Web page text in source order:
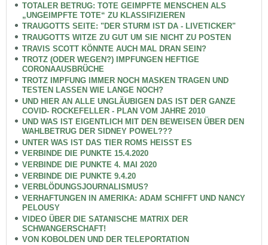
TOTALER BETRUG: TOTE GEIMPFTE MENSCHEN ALS
„UNGEIMPFTE TOTE“ ZU KLASSIFIZIEREN
TRAUGOTTS SEITE: "DER STURM IST DA - LIVETICKER"
TRAUGOTTS WITZE ZU GUT UM SIE NICHT ZU POSTEN
TRAVIS SCOTT KÖNNTE AUCH MAL DRAN SEIN?
TROTZ (ODER WEGEN?) IMPFUNGEN HEFTIGE
CORONAAUSBRÜCHE
TROTZ IMPFUNG IMMER NOCH MASKEN TRAGEN UND
TESTEN LASSEN WIE LANGE NOCH?
UND HIER AN ALLE UNGLÄUBIGEN DAS IST DER GANZE
COVID- ROCKEFELLER - PLAN VOM JAHRE 2010
UND WAS IST EIGENTLICH MIT DEN BEWEISEN ÜBER DEN
WAHLBETRUG DER SIDNEY POWEL???
UNTER WAS IST DAS TIER ROMS HEISST ES
VERBINDE DIE PUNKTE 15.4.2020
VERBINDE DIE PUNKTE 4. MAI 2020
VERBINDE DIE PUNKTE 9.4.20
VERBLÖDUNGSJOURNALISMUS?
VERHAFTUNGEN IN AMERIKA: ADAM SCHIFFT UND NANCY
PELOUSY
VIDEO ÜBER DIE SATANISCHE MATRIX DER
SCHWANGERSCHAFT!
VON KOBOLDEN UND DER TELEPORTATION